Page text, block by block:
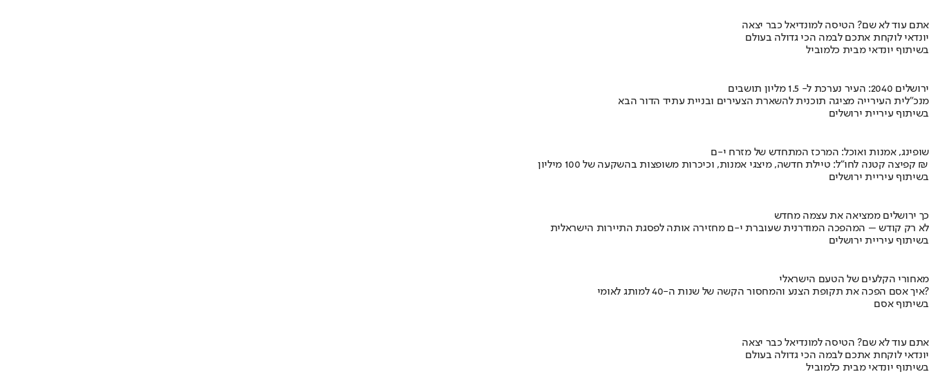
אתם עוד לא שם? הטיסה למונדיאל כבר יצאה
יונדאי לוקחת אתכם לבמה הכי גדולה בעולם
בשיתוף יונדאי מבית כלמוביל
ירושלים 2040: העיר נערכת ל- 1.5 מליון תושבים
מנכ"לית העירייה מציגה תוכנית להשארת הצעירים ובניית עתיד הדור הבא
בשיתוף עיריית ירושלים
שופינג, אמנות ואוכל: המרכז המתחדש של מזרח י-ם
קפיצה קטנה לחו"ל: טיילת חדשה, מיצגי אמנות, וכיכרות משופצות בהשקעה של 100 מיליון ₪
בשיתוף עיריית ירושלים
כך ירושלים ממציאה את עצמה מחדש
לא רק קודש – המהפכה המודרנית שעוברת י-ם מחזירה אותה לפסגת התיירות הישראלית
בשיתוף עיריית ירושלים
מאחורי הקלעים של הטעם הישראלי
איך אסם הפכה את תקופת הצנע והמחסור הקשה של שנות ה-40 למותג לאומי?
בשיתוף אסם
אתם עוד לא שם? הטיסה למונדיאל כבר יצאה
יונדאי לוקחת אתכם לבמה הכי גדולה בעולם
בשיתוף יונדאי מבית כלמוביל